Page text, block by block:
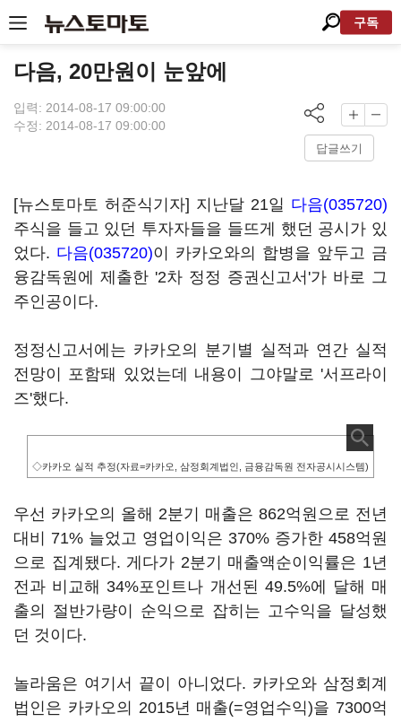
구독
다음, 20만원이 눈앞에
입력: 2014-08-17 09:00:00
수정: 2014-08-17 09:00:00
답글쓰기
[뉴스토마토 허준식기자] 지난달 21일 다음(035720)
주식을 들고 있던 투자자들을 들뜨게 했던 공시가 있
었다. 다음(035720)이 카카오와의 합병을 앞두고 금
융감독원에 제출한 '2차 정정 증권신고서'가 바로 그
주인공이다.
정정신고서에는 카카오의 분기별 실적과 연간 실적
전망이 포함돼 있었는데 내용이 그야말로 '서프라이
즈'했다.
◇카카오 실적 추정(자료=카카오, 삼정회계법인, 금융감독원 전자공시시스템)
우선 카카오의 올해 2분기 매출은 862억원으로 전년
대비 71% 늘었고 영업이익은 370% 증가한 458억원
으로 집계됐다. 게다가 2분기 매출액순이익률은 1년
전과 비교해 34%포인트나 개선된 49.5%에 달해 매
출의 절반가량이 순익으로 잡히는 고수익을 달성했
던 것이다.
놀라움은 여기서 끝이 아니었다. 카카오와 삼정회계
법인은 카카오의 2015년 매출(=영업수익)을 7300억